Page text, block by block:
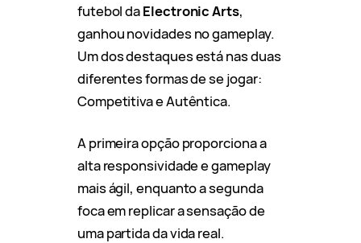
futebol daElectronic Arts,
ganhou novidades no gameplay.
Um dos destaques está nas duas
diferentes formas de se jogar:
Competitiva e Autêntica.
A primeira opção proporciona a
alta responsividade e gameplay
mais ágil, enquanto a segunda
foca em replicar a sensação de
uma partida da vida real.